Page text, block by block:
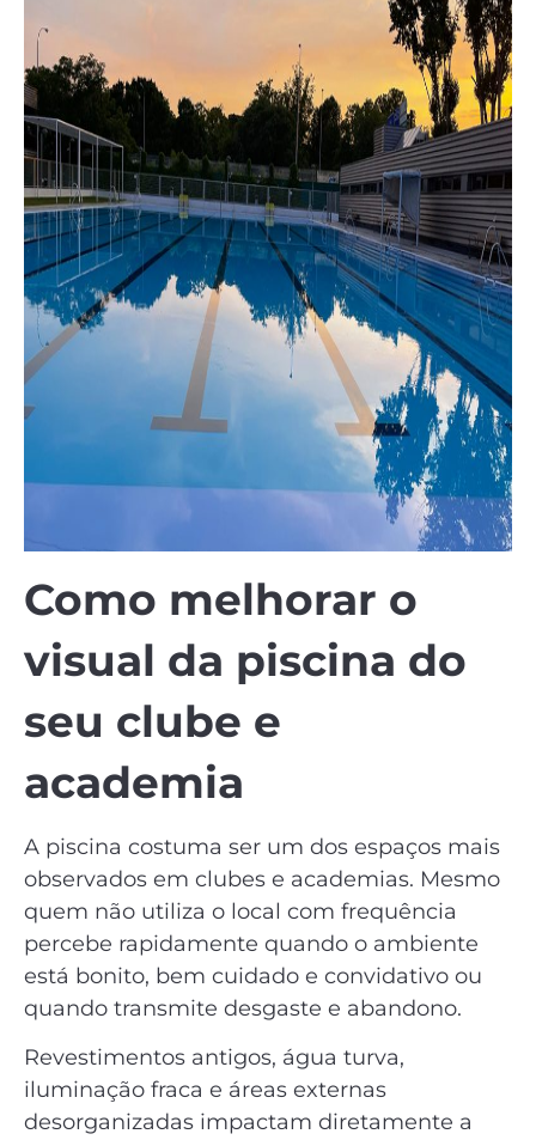
Como melhorar o
visual da piscina do
seu clube e
academia
A piscina costuma ser um dos espaços mais
observados em clubes e academias. Mesmo
quem não utiliza o local com frequência
percebe rapidamente quando o ambiente
está bonito, bem cuidado e convidativo ou
quando transmite desgaste e abandono.
Revestimentos antigos, água turva,
iluminação fraca e áreas externas
desorganizadas impactam diretamente a